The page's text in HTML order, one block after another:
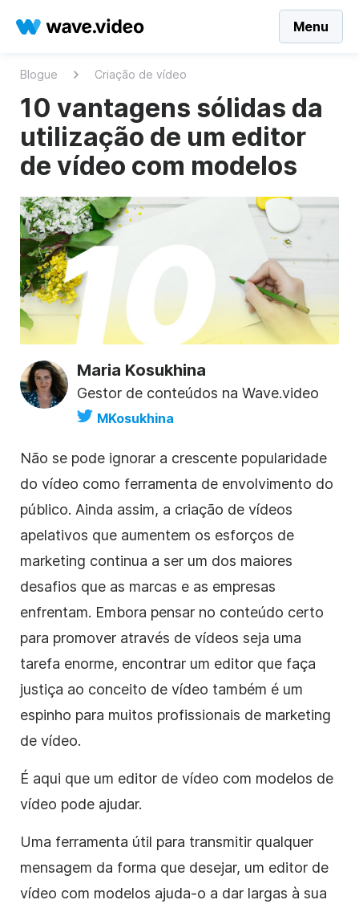
Menu
Blogue Criação de vídeo
10 vantagens sólidas da
utilização de um editor
de vídeo com modelos
Maria Kosukhina
Gestor de conteúdos na Wave.video
MKosukhina
Não se pode ignorar a crescente popularidade
do vídeo como ferramenta de envolvimento do
público. Ainda assim, a criação de vídeos
apelativos que aumentem os esforços de
marketing continua a ser um dos maiores
desafios que as marcas e as empresas
enfrentam. Embora pensar no conteúdo certo
para promover através de vídeos seja uma
tarefa enorme, encontrar um editor que faça
justiça ao conceito de vídeo também é um
espinho para muitos profissionais de marketing
de vídeo.
É aqui que um editor de vídeo com modelos de
vídeo pode ajudar.
Uma ferramenta útil para transmitir qualquer
mensagem da forma que desejar, um editor de
vídeo com modelos ajuda-o a dar largas à sua